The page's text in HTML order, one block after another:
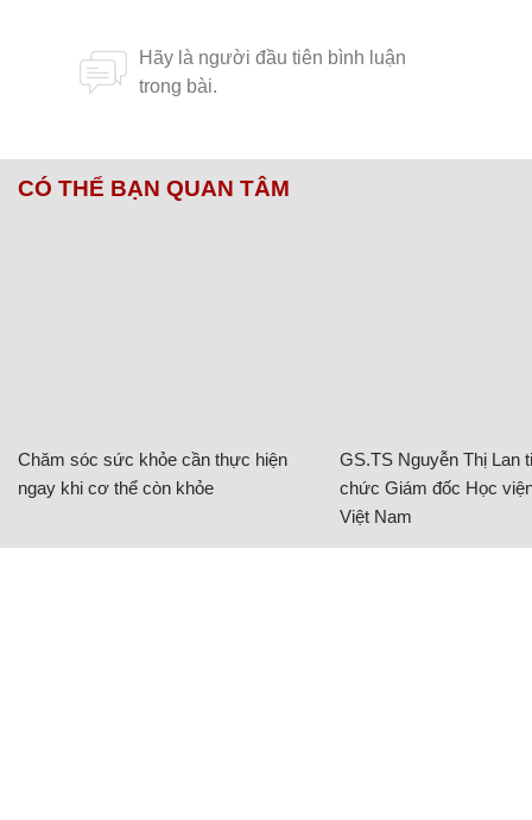
CÓ THỂ BẠN QUAN TÂM
Chăm sóc sức khỏe cần thực hiện
ngay khi cơ thể còn khỏe
GS.TS Nguyễn Thị Lan
chức Giám đốc Học
Việt Nam